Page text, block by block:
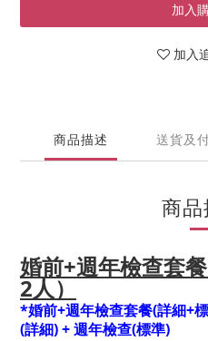
加入
加入
商品描述 送貨及
商
婚前+週年檢查套
2人）
*婚前+週年檢查套餐(詳細+
(詳細) + 週年檢查(標準)